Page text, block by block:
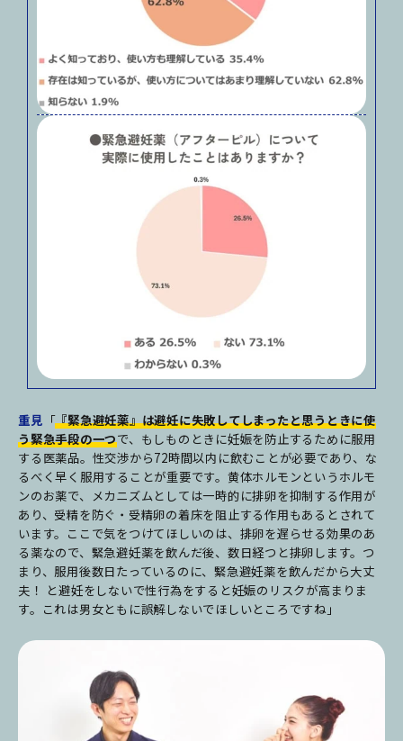
重見 「『緊急避妊薬』は避妊に失敗してしまったと思うときに使
う緊急手段の一つで、もしものときに妊娠を防止するために服用
する医薬品。性交渉から72時間以内に飲むことが必要であり、な
るべく早く服用することが重要です。黄体ホルモンというホルモ
ンのお薬で、メカニズムとしては一時的に排卵を抑制する作用が
あり、受精を防ぐ・受精卵の着床を阻止する作用もあるとされて
います。ここで気をつけてほしいのは、排卵を遅らせる効果のあ
る薬なので、緊急避妊薬を飲んだ後、数日経つと排卵します。つ
まり、服用後数日たっているのに、緊急避妊薬を飲んだから大丈
夫！ と避妊をしないで性行為をすると妊娠のリスクが高まりま
す。これは男女ともに誤解しないでほしいところですね」